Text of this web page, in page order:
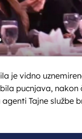
je vidno
pucnjava, nakon
Tajne službe